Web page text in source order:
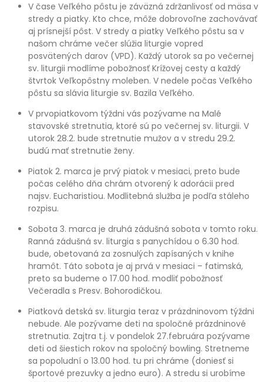
V čase Veľkého pôstu je záväzná zdržanlivosť od mäsa v
stredy a piatky. Kto chce, môže dobrovoľne zachovávať
aj prísnejší pôst. V stredy a piatky Veľkého pôstu sa v
našom chráme večer slúžia liturgie vopred
posvätených darov (VPD). Každý utorok sa po večernej
sv. liturgii modlíme pobožnosť Krížovej cesty a každý
štvrtok Veľkopôstny moleben. V nedele počas Veľkého
pôstu sa slávia liturgie sv. Bazila Veľkého.
V prvopiatkovom týždni vás pozývame na Malé
stavovské stretnutia, ktoré sú po večernej sv. liturgii. V
utorok 28.2. bude stretnutie mužov a v stredu 29.2.
budú mať stretnutie ženy.
Piatok 2. marca je prvý piatok v mesiaci, preto bude
počas celého dňa chrám otvorený k adorácii pred
najsv. Eucharistiou. Modlitebná služba je podľa stáleho
rozpisu.
Sobota 3. marca je druhá zádušná sobota v tomto roku.
Ranná zádušná sv. liturgia s panychídou o 6.30 hod.
bude, obetovaná za zosnulých zapísaných v knihe
hramôt. Táto sobota je aj prvá v mesiaci – fatimská,
preto sa budeme o 17.00 hod. modliť pobožnosť
Večeradla s Presv. Bohorodičkou.
Piatková detská sv. liturgia teraz v prázdninovom týždni
nebude. Ale pozývame deti na spoločné prázdninové
stretnutia. Zajtra t.j. v pondelok 27.februára pozývame
deti od šiestich rokov na spoločný bowling. Stretneme
sa popoludní o 13.00 hod. tu pri chráme (doniesť si
športové prezuvky a jedno euro). A stredu si urobíme